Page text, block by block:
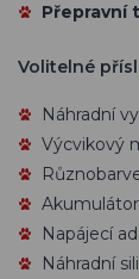
Přepravní
Volitelné
Náhradní
Výcvikový
Napájecí
Náhradní